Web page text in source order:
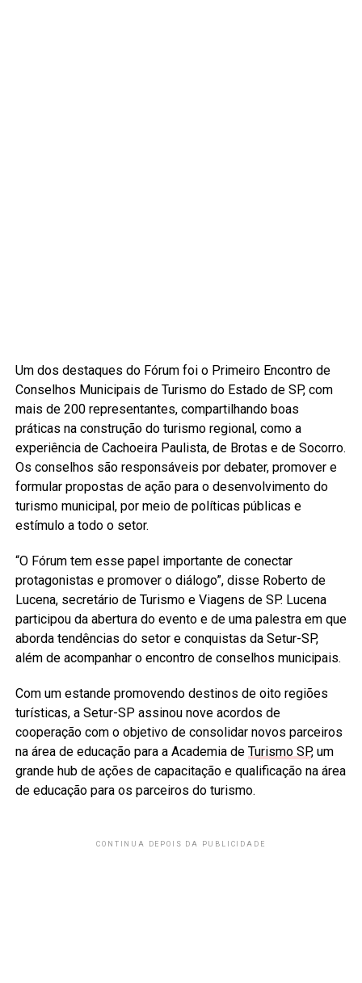
Um dos destaques do Fórum foi o Primeiro Encontro de
Conselhos Municipais de Turismo do Estado de SP, com
mais de 200 representantes, compartilhando boas
práticas na construção do turismo regional, como a
experiência de Cachoeira Paulista, de Brotas e de Socorro.
Os conselhos são responsáveis por debater, promover e
formular propostas de ação para o desenvolvimento do
turismo municipal, por meio de políticas públicas e
estímulo a todo o setor.
“O Fórum tem esse papel importante de conectar
protagonistas e promover o diálogo”, disse Roberto de
Lucena, secretário de Turismo e Viagens de SP. Lucena
participou da abertura do evento e de uma palestra em que
aborda tendências do setor e conquistas da Setur-SP,
além de acompanhar o encontro de conselhos municipais.
Com um estande promovendo destinos de oito regiões
turísticas, a Setur-SP assinou nove acordos de
cooperação com o objetivo de consolidar novos parceiros
na área de educação para a Academia de Turismo SP, um
grande hub de ações de capacitação e qualificação na área
de educação para os parceiros do turismo.
CONTINUA DEPOIS DA PUBLICIDADE